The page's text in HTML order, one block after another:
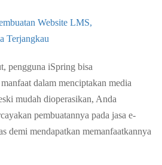
Website LMS,
Terjangkau
pengguna iSpring bisa
dalam menciptakan media
mudah dioperasikan, Anda
pembuatannya pada jasa e-
demi mendapatkan memanfaatkannya